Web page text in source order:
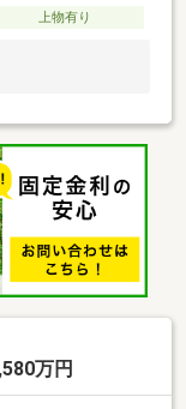
上物有り
万円